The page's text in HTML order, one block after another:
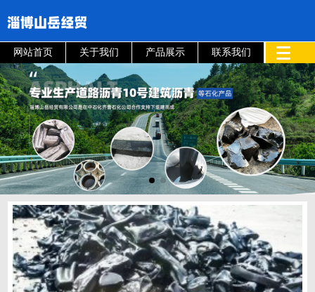
网站首页 关于我们 产品展示 联系我们